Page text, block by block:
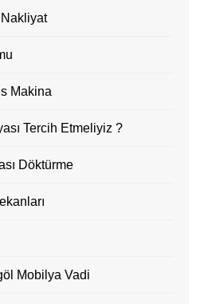
Makina
Tercih Etmeliyiz ?
Döktürme
Mobilya Vadi